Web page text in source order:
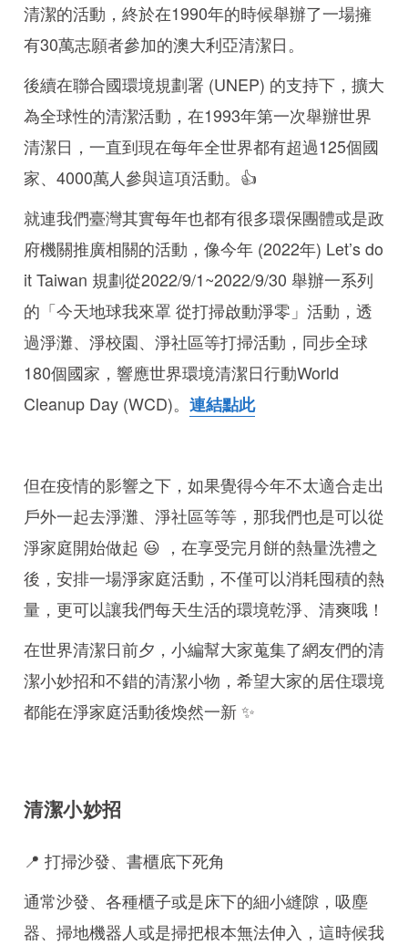
清潔的活動，終於在1990年的時候舉辦了一場擁
有30萬志願者參加的澳大利亞清潔日。
後續在聯合國環境規劃署 (UNEP) 的支持下，擴大
為全球性的清潔活動，在1993年第一次舉辦世界
清潔日，一直到現在每年全世界都有超過125個國
家、4000萬人參與這項活動。👍
就連我們臺灣其實每年也都有很多環保團體或是政
府機關推廣相關的活動，像今年 (2022年) Let’s do
it Taiwan 規劃從2022/9/1~2022/9/30 舉辦一系列
的「今天地球我來罩 從打掃啟動淨零」活動，透
過淨灘、淨校園、淨社區等打掃活動，同步全球
180個國家，響應世界環境清潔日行動World
Cleanup Day (WCD)。 連結點此
但在疫情的影響之下，如果覺得今年不太適合走出
戶外一起去淨灘、淨社區等等，那我們也是可以從
淨家庭開始做起 😃 ，在享受完月餅的熱量洗禮之
後，安排一場淨家庭活動，不僅可以消耗囤積的熱
量，更可以讓我們每天生活的環境乾淨、清爽哦！
在世界清潔日前夕，小編幫大家蒐集了網友們的清
潔小妙招和不錯的清潔小物，希望大家的居住環境
都能在淨家庭活動後煥然一新 ✨
清潔小妙招
📍 打掃沙發、書櫃底下死角
通常沙發、各種櫃子或是床下的細小縫隙，吸塵
器、掃地機器人或是掃把根本無法伸入，這時候我